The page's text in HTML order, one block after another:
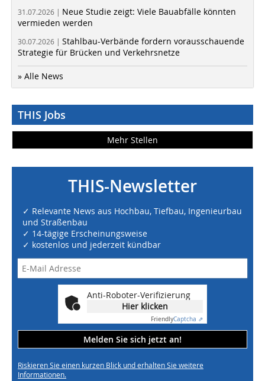
31.07.2026 | Neue Studie zeigt: Viele Bauabfälle könnten
vermieden werden
30.07.2026 | Stahlbau-Verbände fordern vorausschauende
Strategie für Brücken und Verkehrsnetze
» Alle News
THIS Jobs
Mehr Stellen
THIS-Newsletter
✓ Relevante News aus Hochbau, Tiefbau, Ingenieurbau
und Straßenbau
✓ 14-tägige Erscheinungsweise
✓ kostenlos und jederzeit kündbar
Anti-Roboter-Verifizierung
Hier klicken
FriendlyCaptcha ⇗
Melden Sie sich jetzt an!
Riskieren Sie einen kurzen Blick und erhalten Sie weitere
Informationen.